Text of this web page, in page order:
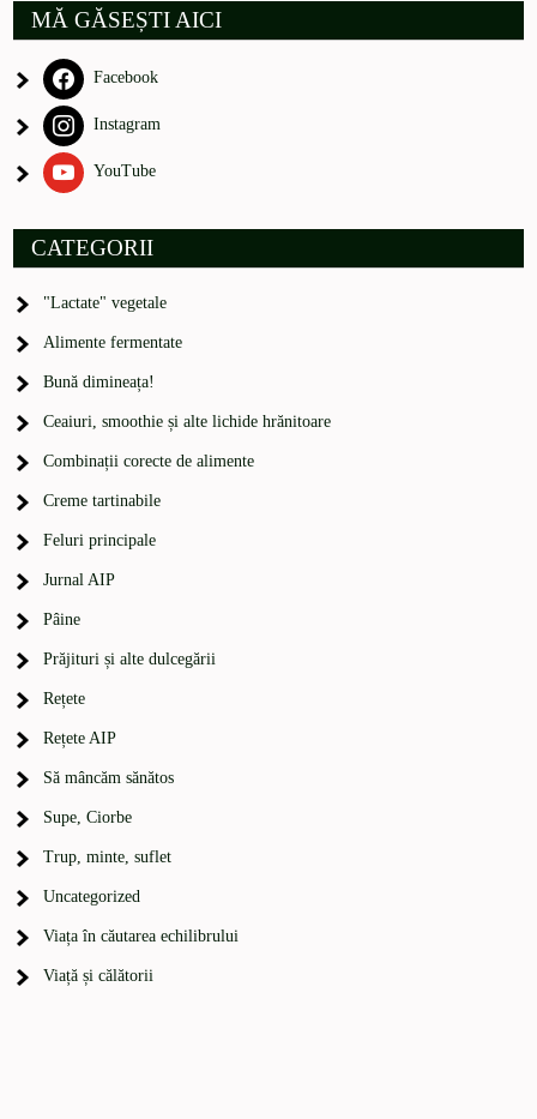
MĂ GĂSEȘTI AICI
Facebook
Instagram
YouTube
CATEGORII
"Lactate" vegetale
Alimente fermentate
Bună dimineața!
Ceaiuri, smoothie și alte lichide hrănitoare
Combinații corecte de alimente
Creme tartinabile
Feluri principale
Jurnal AIP
Pâine
Prăjituri și alte dulcegării
Rețete
Rețete AIP
Să mâncăm sănătos
Supe, Ciorbe
Trup, minte, suflet
Uncategorized
Viața în căutarea echilibrului
Viață și călătorii